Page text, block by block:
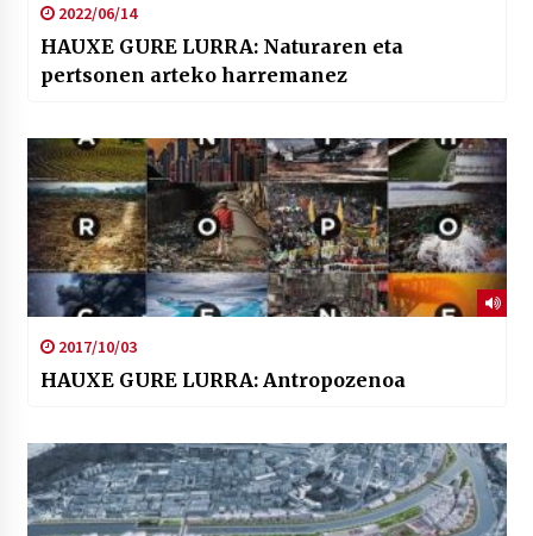
2022/06/14
HAUXE GURE LURRA: Naturaren eta
pertsonen arteko harremanez
2017/10/03
HAUXE GURE LURRA: Antropozenoa